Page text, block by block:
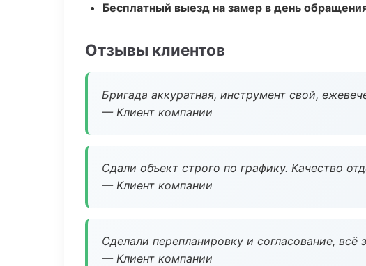
Бесплатный выезд на замер в день
Отзывы клиентов
Бригада аккуратная, инструмент свой,
— Клиент компании
Сдали объект строго по графику. Качество
— Клиент компании
Сделали перепланировку и согласование, всё
— Клиент компании